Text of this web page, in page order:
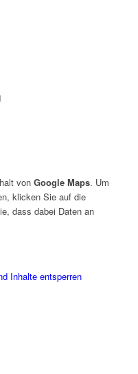
von Google Maps. Um
klicken Sie auf die
dass dabei Daten an
Inhalte entsperren